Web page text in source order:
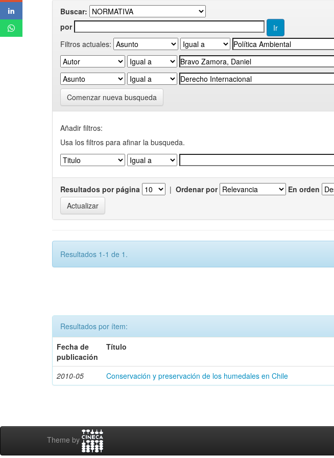
Buscar:
por
Filtros actuales:
Comenzar nueva busqueda
Añadir filtros:
Usa los filtros para afinar la busqueda.
Resultados por página | Ordenar por En orden
Resultados 1-1 de 1.
Resultados por ítem:
Fecha de
publicación
Título
2010-05 Conservación y preservación de los humedales en Chile
Theme by